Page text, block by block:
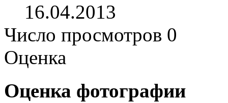
16.04.2013
Число просмотров 0
Оценка
Оценка фотографии